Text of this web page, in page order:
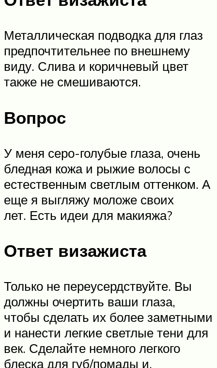
Металлическая подводка для глаз
предпочтительнее по внешнему
виду. Слива и коричневый цвет
также не смешиваются.
Вопрос
У меня серо-голубые глаза, очень
бледная кожа и рыжие волосы с
естественным светлым оттенком. А
еще я выгляжу моложе своих
лет. Есть идеи для макияжа?
Ответ визажиста
Только не переусердствуйте. Вы
должны очертить ваши глаза,
чтобы сделать их более заметными
и нанести легкие светлые тени для
век. Сделайте немного легкого
блеска для губ/помады и,